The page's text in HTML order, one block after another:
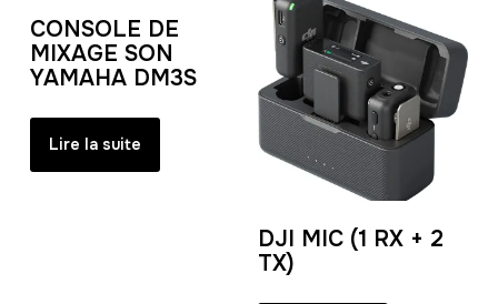
CONSOLE DE
MIXAGE SON
YAMAHA DM3S
Lire la suite
DJI MIC (1 RX + 2
TX)